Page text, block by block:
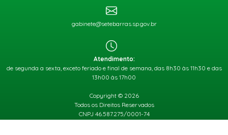
gabinete@setebarras.sp.gov.br
Atendimento:
de segunda a sexta, exceto feriado e final de semana, das 8h30 às 11h30 e das
13h00 às 17h00
Copyright © 2026
Todos os Direitos Reservados
CNPJ 46.587.275/0001-74